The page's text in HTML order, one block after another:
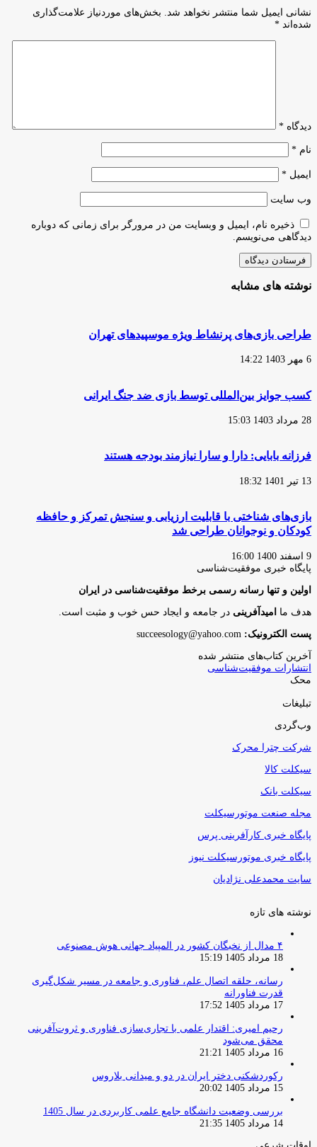
صنایع
با
دور
برای
نشانی ایمیل شما منتشر نخواهد شد.
بخش‌های موردنیاز علامت‌گذاری
شده‌اند *
دیدگاه *
نام *
ایمیل *
وب‌ سایت
ذخیره نام، ایمیل و وبسایت من در مرورگر برای زمانی که دوباره
دیدگاهی می‌نویسم.
نوشته های مشابه
طراحی بازی‌های پرنشاط ویژه موسپیدهای تهران
6 مهر 1403 14:22
کسب جوایز بین‌المللی توسط بازی ضد جنگ ایرانی
28 مرداد 1403 15:03
فرزانه بابایی: دارا و سارا نیازمند بودجه هستند
13 تیر 1401 18:32
بازی‌های شناختی با قابلیت ارزیابی و سنجش تمرکز و حافظه
کودکان و نوجوانان طراحی شد
9 اسفند 1400 16:00
پایگاه‌ خبری موفقیت‌شناسی
اولین و تنها رسانه رسمی برخط موفقیت‌شناسی در ایران
هدف ما امیدآفرینی در جامعه و ایجاد حس خوب و مثبت است.
پست الکترونیک:
آخرین کتاب‌های منتشر شده
انتشارات موفقیت‌شناسی
محک
تبلیغات
وب‌گردی
شرکت چترا محرک
سیکلت کالا
سیکلت بانک
مجله صنعت موتورسیکلت
پایگاه خبری کارآفرینی پرس
پایگاه خبری موتورسیکلت نیوز
سایت محمدعلی نژادیان
نوشته های تازه
۴ مدال از نخبگان کشور در المپیاد جهانی هوش مصنوعی
18 مرداد 1405 15:19
رسانه، حلقه اتصال علم، فناوری و جامعه در مسیر شکل‌گیری
قدرت فناورانه
17 مرداد 1405 17:52
رحیم امیری: اقتدار علمی با تجاری‌سازی فناوری و ثروت‌آفرینی
محقق می‌شود
16 مرداد 1405 21:21
رکوردشکنی دختر ایران در دو و میدانی بلاروس
15 مرداد 1405 20:02
بررسی وضعیت دانشگاه جامع علمی کاربردی در سال 1405
14 مرداد 1405 21:35
اوقات شرعی